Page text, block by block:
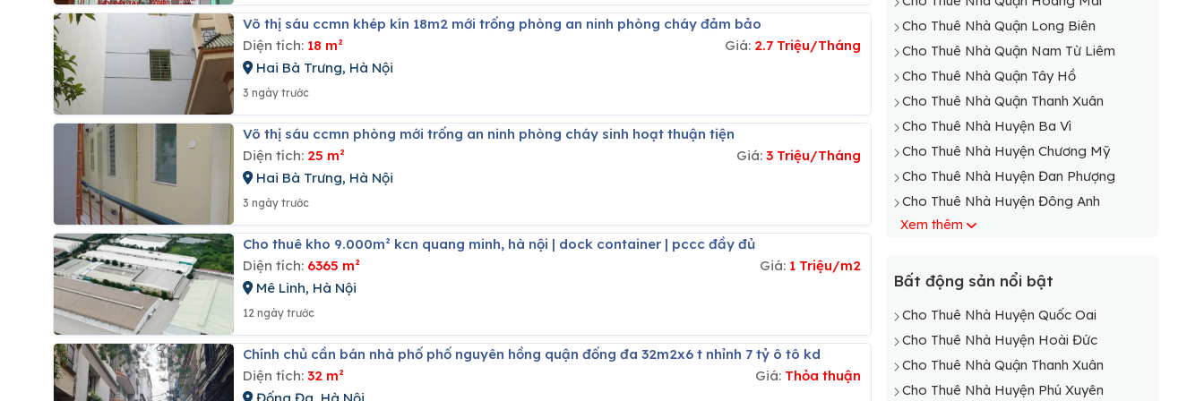
Võ thị sáu ccmn khép kín 18m2 mới trống phòng an ninh phòng cháy đảm bảo
Diện tích: 18 m² Giá: 2.7 Triệu/Tháng
Hai Bà Trưng, Hà Nội
3 ngày trước
Võ thị sáu ccmn phòng mới trống an ninh phòng cháy sinh hoạt thuận tiện
Diện tích: 25 m² Giá:3 Triệu/Tháng
Hai Bà Trưng, Hà Nội
3 ngày trước
Cho thuê kho 9.000m² kcn quang minh, hà nội | dock container | pccc đầy đủ
Diện tích: 6365 m² Giá: 1 Triệu/m2
Mê Linh, Hà Nội
12 ngày trước
Chính chủ cần bán nhà phố phố nguyên hồng quận đống đa 32m2x6 t nhỉnh 7 tỷ ô tô kd
Diện tích: 32 m² Giá: Thỏa thuận
Cho Thuê Nhà Quận Long Biên
Cho Thuê Nhà Quận Nam Từ Liêm
Cho Thuê Nhà Quận Tây Hồ
Cho Thuê Nhà Quận Thanh Xuân
Cho Thuê Nhà Huyện Ba Vì
Cho Thuê Nhà Huyện Chương Mỹ
Cho Thuê Nhà Huyện Đan Phượng
Cho Thuê Nhà Huyện Đông Anh
Cho Thuê Nhà Huyện Gia Lâm
Cho Thuê Nhà Huyện Mê Linh
Cho Thuê Nhà Huyện Phú Xuyên
Cho Thuê Nhà Huyện Phúc Thọ
Cho Thuê Nhà Huyện Quốc Oai
Xem thêm
Bất động sản nổi bật
Cho Thuê Nhà Huyện Quốc Oai
Cho Thuê Nhà Huyện Hoài Đức
Cho Thuê Nhà Quận Thanh Xuân
Cho Thuê Nhà Huyện Phú Xuyên